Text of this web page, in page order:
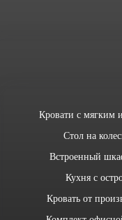
Кровати с мягким
Стол на
Встроенный
Кухня с
Кровать от